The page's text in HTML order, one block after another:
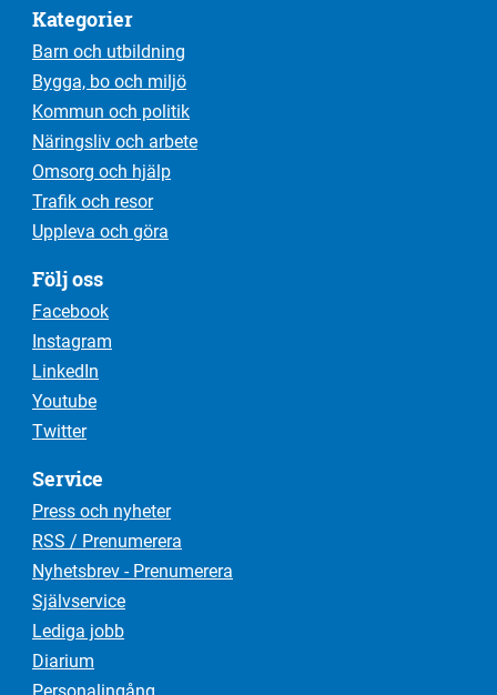
Kategorier
Barn och utbildning
Bygga, bo och miljö
Kommun och politik
Näringsliv och arbete
Omsorg och hjälp
Trafik och resor
Uppleva och göra
Följ oss
Facebook
Instagram
LinkedIn
Youtube
Twitter
Service
Press och nyheter
RSS / Prenumerera
Nyhetsbrev - Prenumerera
Självservice
Lediga jobb
Diarium